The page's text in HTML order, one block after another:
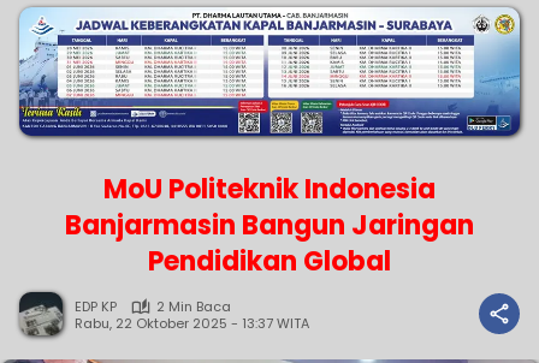
MoU Politeknik Indonesia
Banjarmasin Bangun Jaringan
Pendidikan Global
EDP KP
2 Min Baca
Rabu, 22 Oktober 2025 - 13:37 WITA